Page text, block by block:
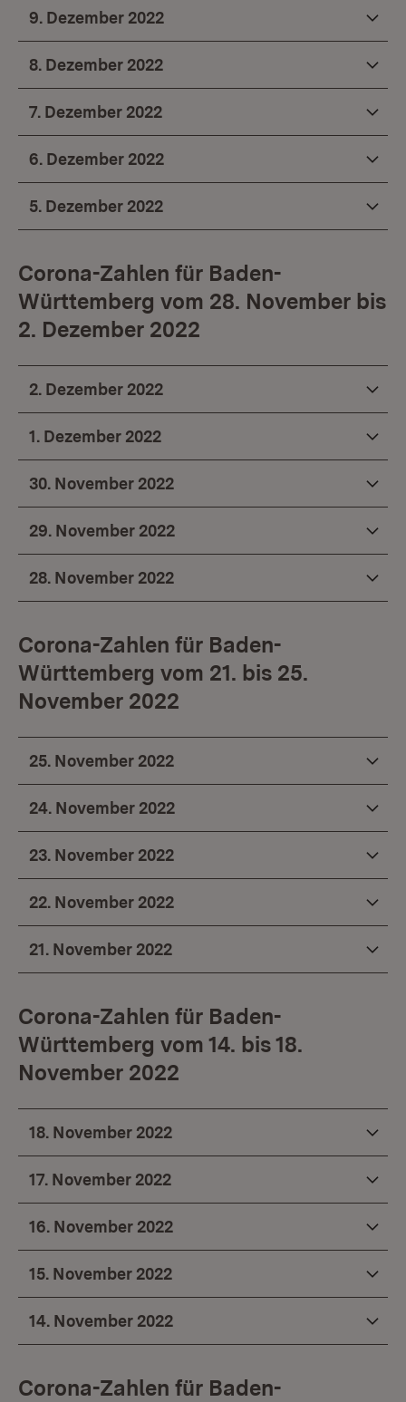
9. Dezember 2022
8. Dezember 2022
7. Dezember 2022
6. Dezember 2022
5. Dezember 2022
Corona-Zahlen für Baden-
Württemberg vom 28. November bis
2. Dezember 2022
2. Dezember 2022
1. Dezember 2022
30. November 2022
29. November 2022
28. November 2022
Corona-Zahlen für Baden-
Württemberg vom 21. bis 25.
November 2022
25. November 2022
24. November 2022
23. November 2022
22. November 2022
21. November 2022
Corona-Zahlen für Baden-
Württemberg vom 14. bis 18.
November 2022
18. November 2022
17. November 2022
16. November 2022
15. November 2022
14. November 2022
Corona-Zahlen für Baden-